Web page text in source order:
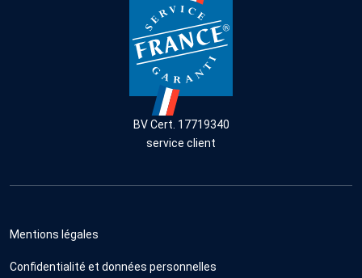
BV Cert. 17719340
service client
Mentions légales
Confidentialité et données personnelles